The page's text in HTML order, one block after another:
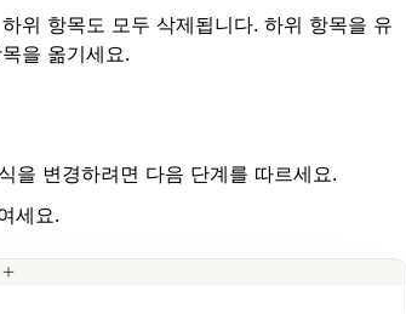
위 항목도 모두 삭제됩니다. 하위 항목을 유
을 옮기세요.
을 변경하려면 다음 단계를 따르세요.
세요.